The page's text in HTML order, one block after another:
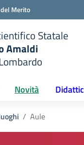
Merito
Statale
Amaldi
Novità
Aule